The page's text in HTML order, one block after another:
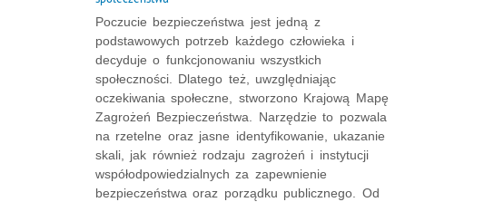
Poczucie bezpieczeństwa jest jedną z
podstawowych potrzeb każdego człowieka i
decyduje o funkcjonowaniu wszystkich
społeczności. Dlatego też, uwzględniając
oczekiwania społeczne, stworzono Krajową Mapę
Zagrożeń Bezpieczeństwa. Narzędzie to pozwala
na rzetelne oraz jasne identyfikowanie, ukazanie
skali, jak również rodzaju zagrożeń i instytucji
współodpowiedzialnych za zapewnienie
bezpieczeństwa oraz porządku publicznego. Od